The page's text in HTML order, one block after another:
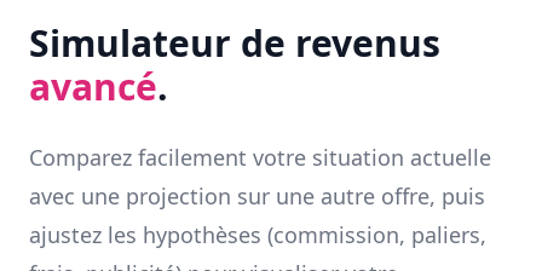
Simulateur de revenus
avancé.
Comparez facilement votre situation actuelle
avec une projection sur une autre offre, puis
ajustez les hypothèses (commission, paliers,